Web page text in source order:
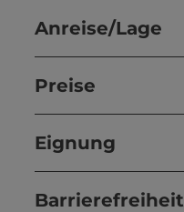
Anreise/Lage
Preise
Eignung
Barrierefreiheit